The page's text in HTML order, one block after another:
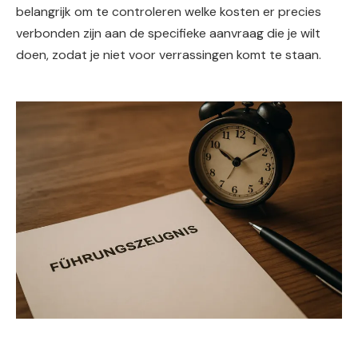
belangrijk om te controleren welke kosten er precies
verbonden zijn aan de specifieke aanvraag die je wilt
doen, zodat je niet voor verrassingen komt te staan.